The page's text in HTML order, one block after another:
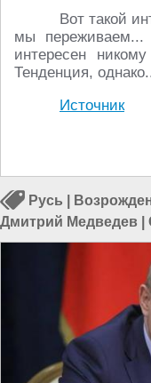
Вот такой
мы
интересен
Тенденция,
Источник
Русь
Дмитрий Медведев
поворот|Очищение